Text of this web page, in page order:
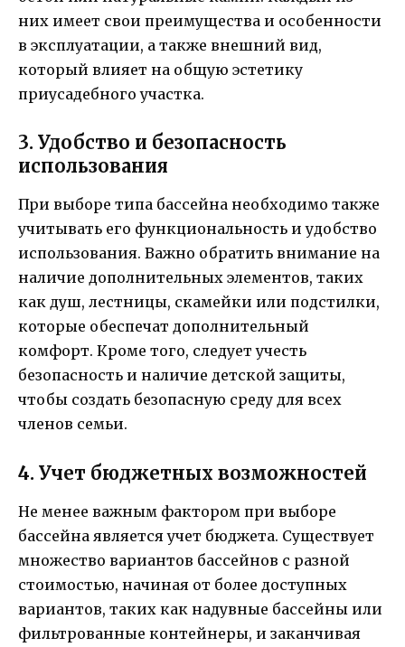
них имеет свои преимущества и особенности
в эксплуатации, а также внешний вид,
который влияет на общую эстетику
приусадебного участка.
3. Удобство и безопасность
использования
При выборе типа бассейна необходимо также
учитывать его функциональность и удобство
использования. Важно обратить внимание на
наличие дополнительных элементов, таких
как душ, лестницы, скамейки или подстилки,
которые обеспечат дополнительный
комфорт. Кроме того, следует учесть
безопасность и наличие детской защиты,
чтобы создать безопасную среду для всех
членов семьи.
4. Учет бюджетных возможностей
Не менее важным фактором при выборе
бассейна является учет бюджета. Существует
множество вариантов бассейнов с разной
стоимостью, начиная от более доступных
вариантов, таких как надувные бассейны или
фильтрованные контейнеры, и заканчивая